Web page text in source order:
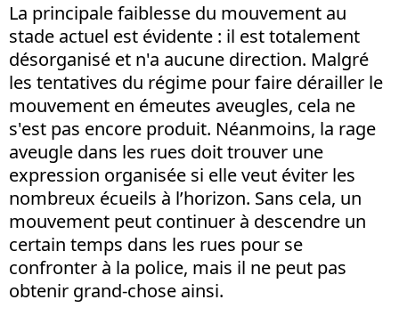
La principale faiblesse du mouvement au
stade actuel est évidente : il est totalement
désorganisé et n'a aucune direction. Malgré
les tentatives du régime pour faire dérailler le
mouvement en émeutes aveugles, cela ne
s'est pas encore produit. Néanmoins, la rage
aveugle dans les rues doit trouver une
expression organisée si elle veut éviter les
nombreux écueils à l’horizon. Sans cela, un
mouvement peut continuer à descendre un
certain temps dans les rues pour se
confronter à la police, mais il ne peut pas
obtenir grand-chose ainsi.